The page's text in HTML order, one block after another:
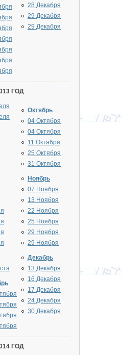
28 Декабря
29 Декабря
29 Декабря
ГОД
Октябрь
04 Октября
04 Октября
11 Октября
25 Октября
31 Октября
Ноябрь
07 Ноября
13 Ноября
22 Ноября
25 Ноября
29 Ноября
29 Ноября
Декабрь
13 Декабря
16 Декабря
17 Декабря
24 Декабря
30 Декабря
ГОД